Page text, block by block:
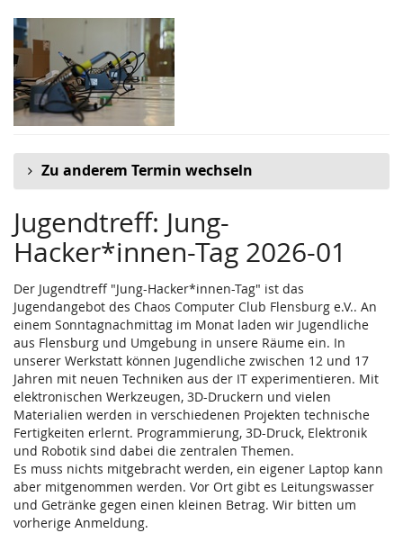
Zum
Haupt-
Inhalt
springen
Zu anderem Termin wechseln
Jugendtreff: Jung-
Hacker*innen-Tag 2026-01
Der Jugendtreff "Jung-Hacker*innen-Tag" ist das
Jugendangebot des Chaos Computer Club Flensburg e.V.. An
einem Sonntagnachmittag im Monat laden wir Jugendliche
aus Flensburg und Umgebung in unsere Räume ein. In
unserer Werkstatt können Jugendliche zwischen 12 und 17
Jahren mit neuen Techniken aus der IT experimentieren. Mit
elektronischen Werkzeugen, 3D-Druckern und vielen
Materialien werden in verschiedenen Projekten technische
Fertigkeiten erlernt. Programmierung, 3D-Druck, Elektronik
und Robotik sind dabei die zentralen Themen.
Es muss nichts mitgebracht werden, ein eigener Laptop kann
aber mitgenommen werden. Vor Ort gibt es Leitungswasser
und Getränke gegen einen kleinen Betrag. Wir bitten um
vorherige Anmeldung.